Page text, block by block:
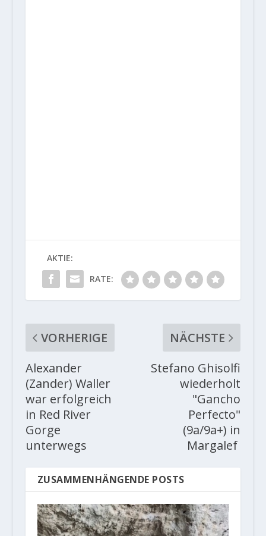
AKTIE:
RATE:
VORHERIGE
Alexander
(Zander) Waller
war erfolgreich
in Red River
Gorge
unterwegs
NÄCHSTE
Stefano Ghisolfi
wiederholt
"Gancho
Perfecto"
(9a/9a+) in
Margalef
ZUSAMMENHÄNGENDE POSTS